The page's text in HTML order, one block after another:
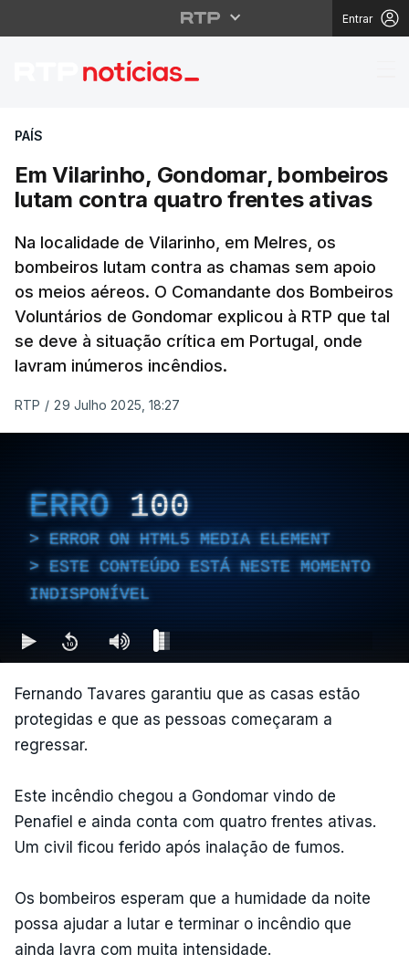
Entrar
Em Vilarinho,
PAÍS
Em Vilarinho, Gondomar, bombeiros
lutam contra quatro frentes ativas
Na localidade de Vilarinho, em Melres, os
bombeiros lutam contra as chamas sem apoio
os meios aéreos. O Comandante dos Bombeiros
Voluntários de Gondomar explicou à RTP que tal
se deve à situação crítica em Portugal, onde
lavram inúmeros incêndios.
RTP / 29 Julho 2025, 18:27
ERRO 100
ERROR ON HTML5 MEDIA ELEMENT
ESTE CONTEÚDO ESTÁ NESTE MOMENTO
INDISPONÍVEL
Fernando Tavares garantiu que as casas estão
protegidas e que as pessoas começaram a
regressar.
Este incêndio chegou a Gondomar vindo de
Penafiel e ainda conta com quatro frentes ativas.
Um civil ficou ferido após inalação de fumos.
Os bombeiros esperam que a humidade da noite
possa ajudar a lutar e terminar o incêndio que
ainda lavra com muita intensidade.